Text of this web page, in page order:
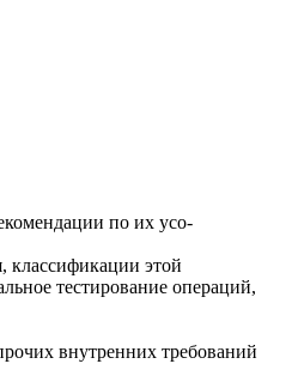
по их усо-
классификации этой
тестирование операций,
внутренних требований